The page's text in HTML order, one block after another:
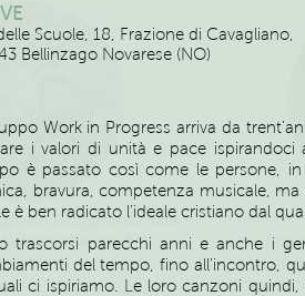
Scuole, 18, Frazione di Cavagliano,
Bellinzago Novarese (NO)
Work in Progress arriva da
i valori di unità e pace
è passato così come le persone,
bravura, competenza musicale,
è ben radicato l’ideale cristiano dal
trascorsi parecchi anni e anche i
del tempo, fino all’incontro,
ci ispiriamo. Le loro canzoni
allo svolgimento delle
che i tre Enti
Gli
alla